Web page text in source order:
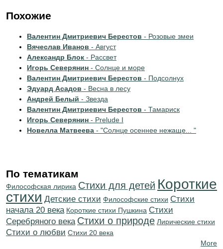
Похожие
Валентин Дмитриевич Берестов - Розовые змеи
Вячеслав Иванов - Август
Александр Блок - Рассвет
Игорь Северянин - Солнце и море
Валентин Дмитриевич Берестов - Подсолнух
Эдуард Асадов - Весна в лесу
Андрей Белый - Звезда
Валентин Дмитриевич Берестов - Тамариск
Игорь Северянин - Prelude I
Новелла Матвеева - "Солнце осеннее нежаще... "
По тематикам
Философская лирика Стихи для детей Короткие
стихи Детские стихи Философские стихи Cтихи
начала 20 века Короткие стихи Пушкина Cтихи
Серебряного века Стихи о природе Лирические стихи
Стихи о любви Стихи 20 века
More